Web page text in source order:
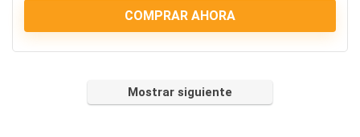
COMPRAR AHORA
Mostrar siguiente